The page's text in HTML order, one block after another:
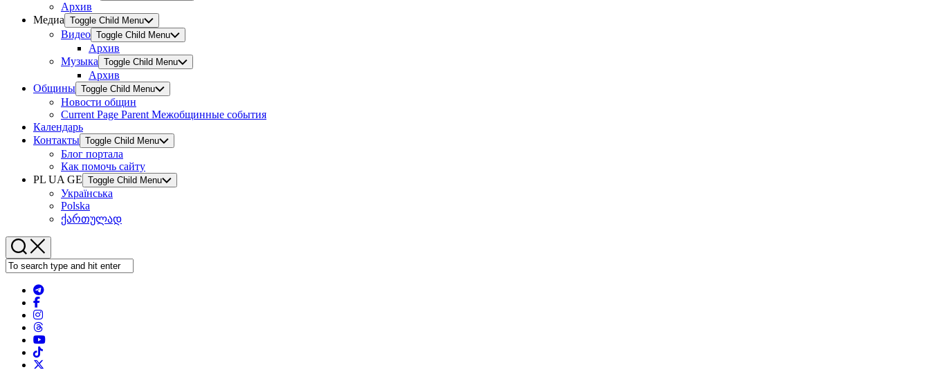
Архив
Медиа Toggle Child Menu
Видео Toggle Child Menu
Архив
Музыка Toggle Child Menu
Архив
Общины Toggle Child Menu
Новости общин
Current Page Parent Межобщинные события
Календарь
Контакты Toggle Child Menu
Блог портала
Как помочь сайту
PL UA GE Toggle Child Menu
Українська
Polska
ქართულად